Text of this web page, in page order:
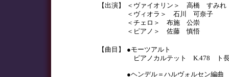
【出演】
＜ヴァイオリン＞ 高橋 すみれ
＜ヴィオラ＞ 石川 可奈子
＜チェロ＞ 布施 公崇
＜ピアノ＞ 佐藤 慎悟
【曲目】
●モーツアルト
ピアノカルテット K.478 ト
●ヘンデル＝ハルヴォルセン編曲